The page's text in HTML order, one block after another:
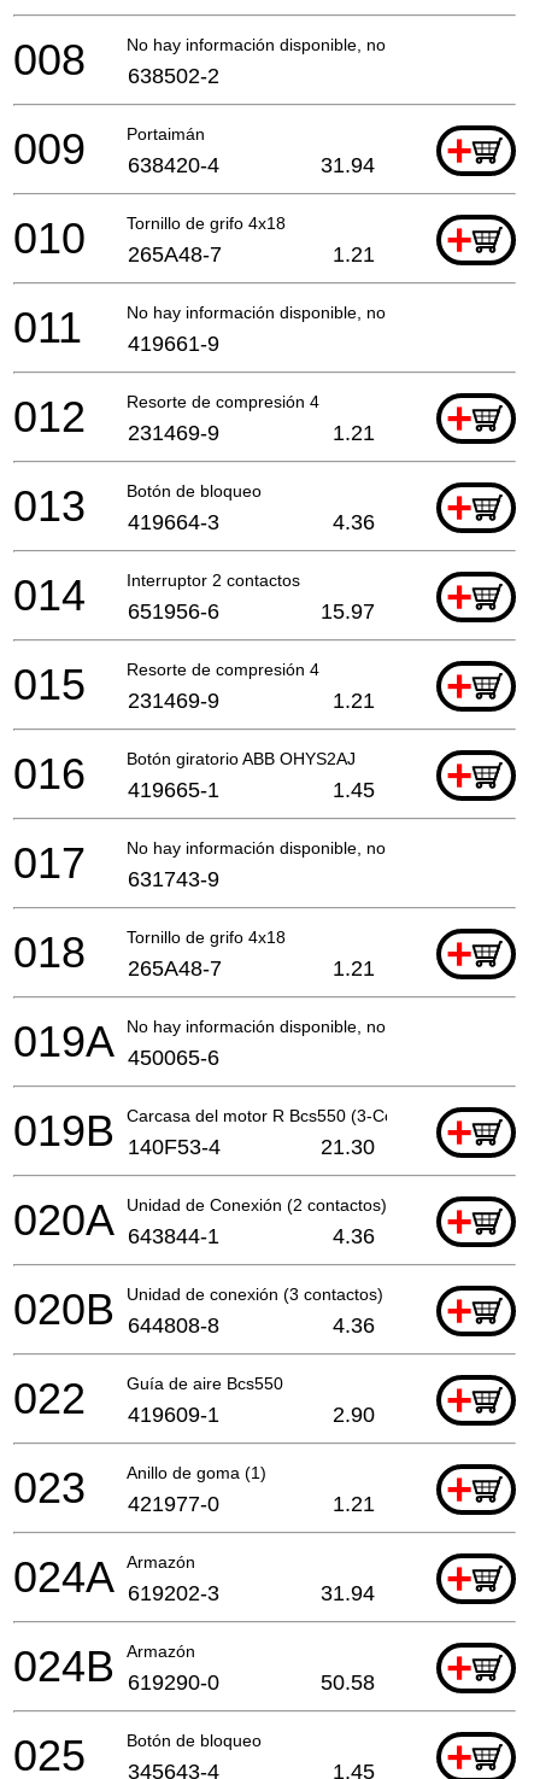
No hay información disponible, no se puede pedir
008 638502-2
Portaimán +
009 638420-4 31.94
Tornillo de grifo 4x18 +
010 265A48-7 1.21
No hay información disponible, no se puede pedir
011 419661-9
Resorte de compresión 4 +
012 231469-9 1.21
Botón de bloqueo +
013 419664-3 4.36
Interruptor 2 contactos +
014 651956-6 15.97
Resorte de compresión 4 +
015 231469-9 1.21
Botón giratorio ABB OHYS2AJ +
016 419665-1 1.45
No hay información disponible, no se puede pedir
017 631743-9
Tornillo de grifo 4x18 +
018 265A48-7 1.21
No hay información disponible, no se puede pedir
019A 450065-6
Carcasa del motor R Bcs550 (3-Cont) A +
019B 140F53-4 21.30
Unidad de Conexión (2 contactos) +
020A 643844-1 4.36
Unidad de conexión (3 contactos) +
020B 644808-8 4.36
Guía de aire Bcs550 +
022 419609-1 2.90
Anillo de goma (1) +
023 421977-0 1.21
Armazón +
024A 619202-3 31.94
Armazón +
024B 619290-0 50.58
Botón de bloqueo +
025 345643-4 1.45